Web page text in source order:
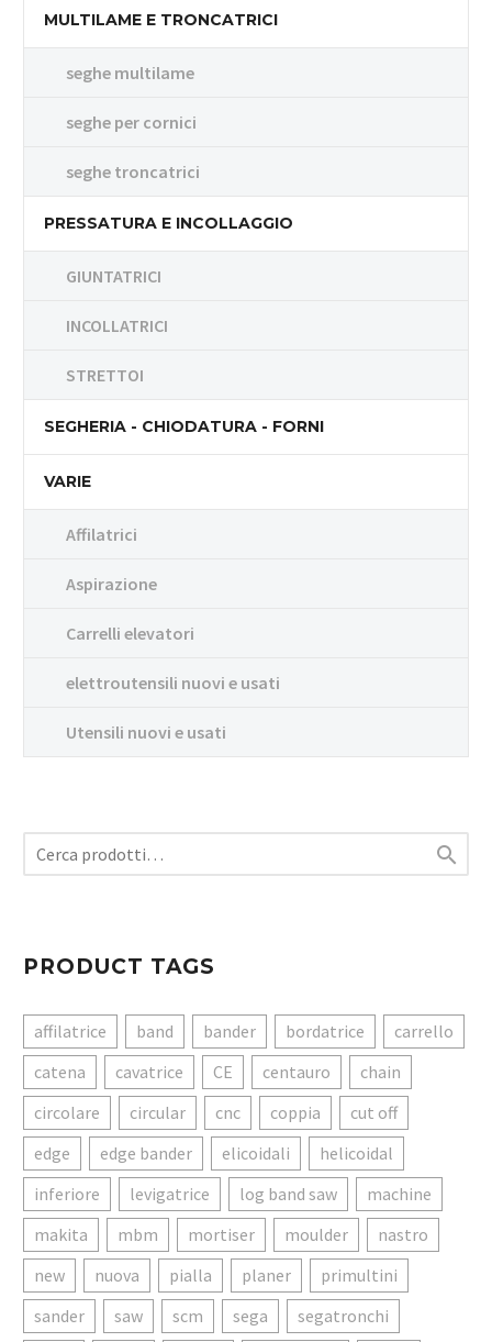
MULTILAME E TRONCATRICI
seghe multilame
seghe per cornici
seghe troncatrici
PRESSATURA E INCOLLAGGIO
GIUNTATRICI
INCOLLATRICI
STRETTOI
SEGHERIA - CHIODATURA - FORNI
VARIE
Affilatrici
Aspirazione
Carrelli elevatori
elettroutensili nuovi e usati
Utensili nuovi e usati

PRODUCT TAGS
affilatrice band bander bordatrice
carrello
catena
cavatrice CE centauro
chain
circolare
circular cnc coppia
cut off
edge
edge bander elicoidali
helicoidal
inferiore
levigatrice log band saw
machine
makita
mbm mortiser moulder
nastro
new
nuova pialla planer
primultini
sander
saw scm sega
segatronchi